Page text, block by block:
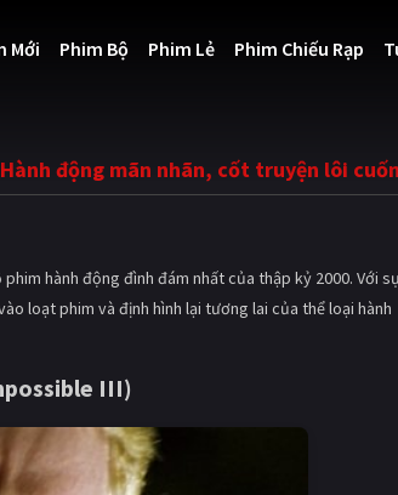
Mới Phim Bộ Phim Lẻ Phim Chiếu Rạp
động mãn nhãn, cốt truyện lôi cuốn
hành động đình đám nhất của thập kỷ 2000. Với
loạt phim và định hình lại tương lai của thể loại hành
III)